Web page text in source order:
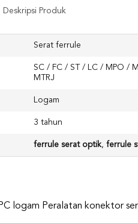
Deskripsi Produk
Serat ferrule
SC / FC / ST / LC / MPO /
MTRJ
Logam
3 tahun
ferrule serat optik, ferrule
logam Peralatan konektor